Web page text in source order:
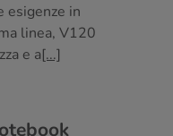
esigenze in
linea, V120
e a[...]